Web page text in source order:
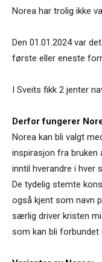
Norea har trolig ikke
Den 01.01.2024 var
første eller eneste
I Sveits fikk 2 jenter
Derfor fungerer
Norea kan bli valgt
inspirasjon fra bruken
inntil hverandre i hver
De tydelig stemte
også kjent som navn
særlig driver kristen
som kan bli forbundet